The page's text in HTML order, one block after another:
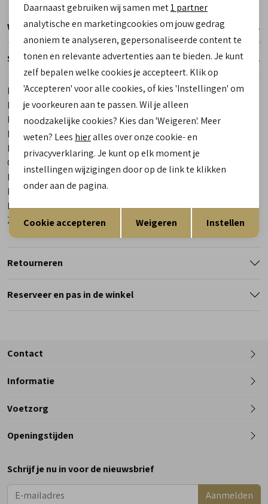
Winkelvoorraad
Specificaties
Merk
Gabor
Leveranciercode
82.416.33
Bestelcode
00029692-40
Breedtemaat
G
Los voetbed
Ja
Categorie
Instappers | ballerina's
Kleur
Beige
Materiaal buitenkant
Materiaal binnenkant
Leer/ Textiel
Zool
Rubber
Retourneren
Reserveer en pas in de winkel
Contact
Telefoon
Informatie
Voetzorg
Openingstijden
Dinsdag
Woensdag
9:00 - 18:00
Schrijf je nu in voor de nieuwsbrief
Aanmelden
Marketing cookies
Terug Opslaan
Daarnaast gebruiken wij samen met1 partner
analytische en marketingcookies om jouw gedrag
anoniem te analyseren, gepersonaliseerde content te
tonen en relevante advertenties aan te bieden. Je kunt
zelf bepalen welke cookies je accepteert. Klik op
'Accepteren' voor alle cookies, of kies 'Instellingen' om
je voorkeuren aan te passen. Wil je alleen
noodzakelijke cookies? Kies dan 'Weigeren'. Meer
weten? Lees hieralles over onze cookie- en
privacyverklaring. Je kunt op elk moment je
instellingen wijzigingen door op de link te klikken
onder aan de pagina.
Cookie accepteren Weigeren Instellen